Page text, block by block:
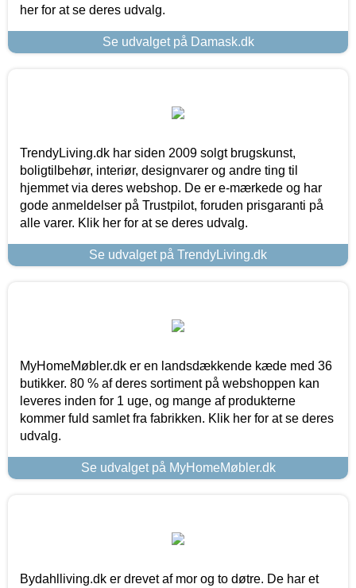
her for at se deres udvalg.
Se udvalget på Damask.dk
TrendyLiving.dk har siden 2009 solgt brugskunst,
boligtilbehør, interiør, designvarer og andre ting til
hjemmet via deres webshop. De er e-mærkede og har
gode anmeldelser på Trustpilot, foruden prisgaranti på
alle varer. Klik her for at se deres udvalg.
Se udvalget på TrendyLiving.dk
MyHomeMøbler.dk er en landsdækkende kæde med 36
butikker. 80 % af deres sortiment på webshoppen kan
leveres inden for 1 uge, og mange af produkterne
kommer fuld samlet fra fabrikken. Klik her for at se deres
udvalg.
Se udvalget på MyHomeMøbler.dk
Bydahlliving.dk er drevet af mor og to døtre. De har et